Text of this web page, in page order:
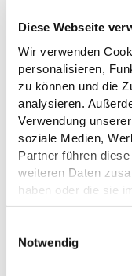
Diese Webseite
Wir verwenden
personalisieren,
zu können und die
analysieren.
Verwendung
soziale Medien,
Partner führen
weiteren Daten
haben oder die sie
gesammelt haben.
Datenschutz
Notwendig